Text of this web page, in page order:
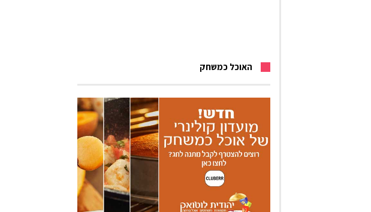
האוכל כמשחק